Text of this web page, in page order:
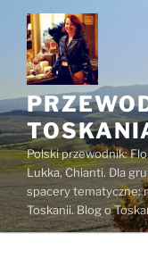
Przejdź
treści
Polski przewodnik:
Lukka, Chianti. Dla
spacery tematyczne:
Toskanii. Blog o